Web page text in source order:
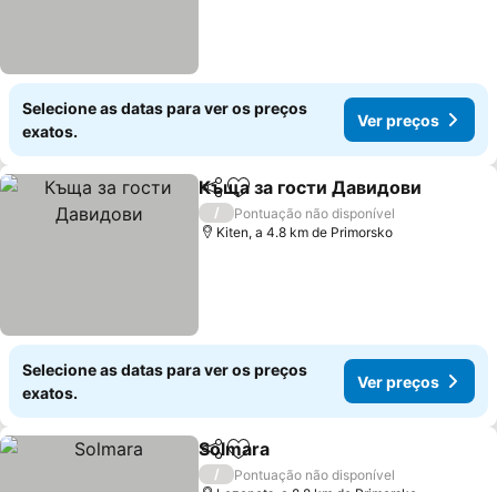
Selecione as datas para ver os preços
exatos.
Ver preços
PartilharAdicionar aos favoritos
Къща за гости Давидови
/
Pontuação não disponível
Kiten, a 4.8 km de Primorsko
Selecione as datas para ver os preços
exatos.
Ver preços
PartilharAdicionar aos favoritos
Solmara
/
Pontuação não disponível